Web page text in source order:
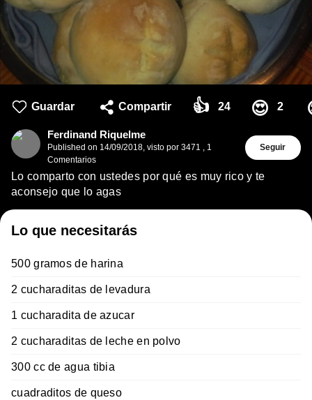
Guardar Compartir 👍 24 😍 2
Ferdinand Riquelme
Published on 14/09/2018, visto por 3471 , 1
Comentarios
Seguir
Lo comparto con ustedes por qué es muy rico y te
aconsejo que lo agas
Lo que necesitarás
500 gramos de harina
2 cucharaditas de levadura
1 cucharadita de azucar
2 cucharaditas de leche en polvo
300 cc de agua tibia
cuadraditos de queso